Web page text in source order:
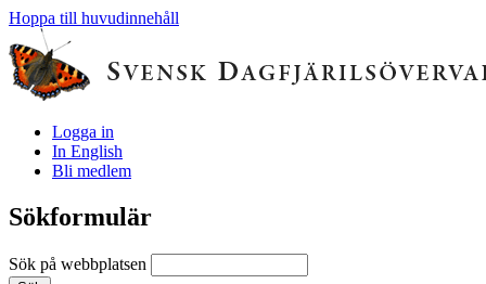
Hoppa till huvudinnehåll
Logga in
In English
Bli medlem
Sökformulär
Sök på webbplatsen